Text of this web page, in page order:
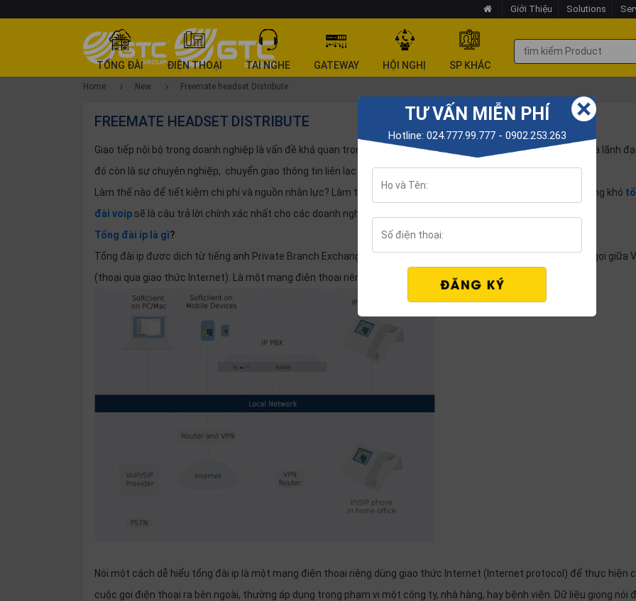
Giới Thiệu Solutions
TỔNG ĐÀI ĐIỆN THOẠI TAI NGHE GATEWAY HỘI NGHỊ SP KHÁC
Home New Freemate headset Distribute
FREEMATE HEADSET DISTRIBUTE
Giao tiếp nội bộ trong doanh nghiệp là vấn đề khá quan trọng. Không chỉ đánh giá ở khả năng quản lý của các nhà lãnh
đó còn là sự chuyên nghiệp, chuyển giao thông tin liên lạc nội bộ trong văn phòng.
Làm thế nào để tiết kiệm chi phí và nguồn nhân lực? Làm thế nào tận dụng hạ tầng mạng có sẵn? Điều này không khó
đài voip sẽ là câu trả lời chính xác nhất cho các doanh nghiệp, khách sạn, nhà nghỉ đang tìm kiếm.
Tổng đài ip là gì?
Tổng đài ip được dịch từ tiếng anh Private Branch Exchange – chi nhánh trao đổi thông tin chuyển mạch cuộc gọi giữa
(thoại qua giao thức Internet). Là một mạng điện thoại riêng được sử dụng trong một công ty hay tổ chức.
Nói một cách dễ hiểu tổng đài ip là một mạng điện thoại riêng dùng giao thức Internet (Internet protocol) để thực hiện
cuộc gọi điện thoại ra bên ngoài, thường áp dụng trong phạm vi một công ty, nhà hàng, hay bệnh viện. Dữ liệu giọng nói
PRODUCT
TƯ VẤN MIỄN PHÍ
Hotline: 024.777.99.777 - 0902.253.263